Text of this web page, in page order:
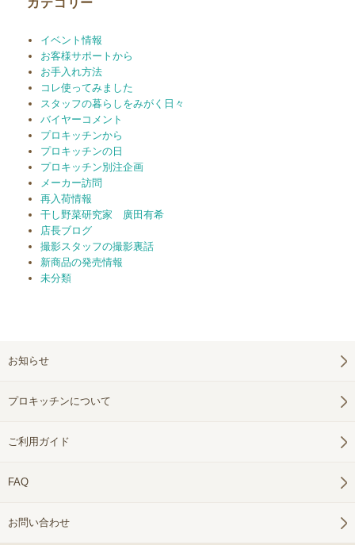
イベント情報
お客様サポートから
お手入れ方法
コレ使ってみました
スタッフの暮らしをみがく日々
バイヤーコメント
プロキッチンから
プロキッチンの日
プロキッチン別注企画
メーカー訪問
再入荷情報
干し野菜研究家 廣田有希
店長ブログ
撮影スタッフの撮影裏話
新商品の発売情報
未分類
お知らせ
プロキッチンについて
ご利用ガイド
FAQ
お問い合わせ